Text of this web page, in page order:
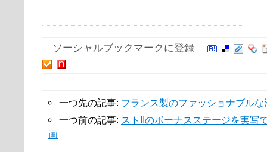
ソーシャルブックマークに登録
一つ先の記事: フランス製のファッショナブルな
一つ前の記事: ストIIのボーナスステージを実写
画